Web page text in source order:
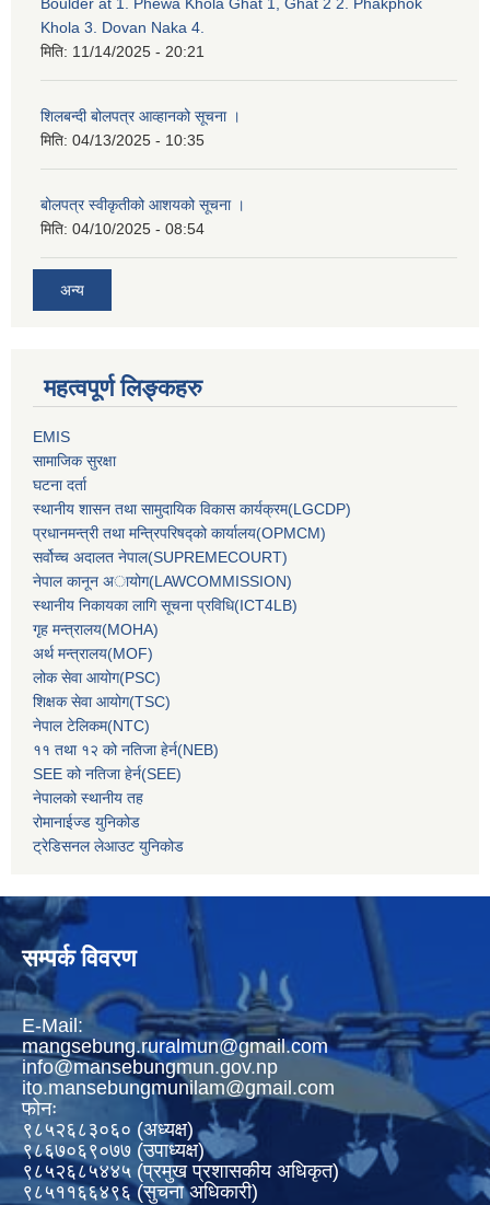
Khola 3. Dovan Naka 4.
मिति: 11/14/2025 - 20:21
शिलबन्दी बोलपत्र आव्हानको सूचना ।
मिति: 04/13/2025 - 10:35
बोलपत्र स्वीकृतीको आशयको सूचना ।
मिति: 04/10/2025 - 08:54
अन्य
महत्वपूर्ण लिङ्कहरु
EMIS
सामाजिक सुरक्षा
घटना दर्ता
स्थानीय शासन तथा सामुदायिक विकास कार्यक्रम(LGCDP)
प्रधानमन्‍त्री तथा मन्‍त्रिपरिषद्को कार्यालय(OPMCM)
सर्वोच्‍च अदालत नेपाल(SUPREMECOURT)
नेपाल कानून अायोग(LAWCOMMISSION)
स्थानीय निकायका लागि सूचना प्रविधि(ICT4LB)
गृह मन्‍त्रालय(MOHA)
अर्थ मन्‍त्रालय(MOF)
लोक सेवा आयोग(PSC)
शिक्षक सेवा आयोग(TSC)
नेपाल टेलिकम(NTC)
११ तथा १२ को नतिजा हेर्न(NEB)
SEE को नतिजा हेर्न(SEE)
नेपालको स्थानीय तह
रोमानाईज्ड युनिकोड
ट्रेडिसनल लेआउट युनिकोड
सम्पर्क विवरण
E-Mail:
mangsebung.ruralmun@gmail.com
info@mansebungmun.gov.np
ito.mansebungmunilam@gmail.com
फोनः
९८५२६८३०६० (अध्यक्ष)
९८६७०६९०७७ (उपाध्यक्ष)
९८५२६८५४४५ (प्रमुख प्रशासकीय अधिकृत)
९८५११६६४९६ (सुचना अधिकारी)